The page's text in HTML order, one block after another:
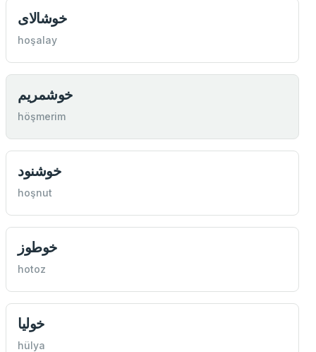
خوشالای
hoşalay
خوشمريم
höşmerim
خوشنود
hoşnut
خوطوز
hotoz
خوليا
hülya